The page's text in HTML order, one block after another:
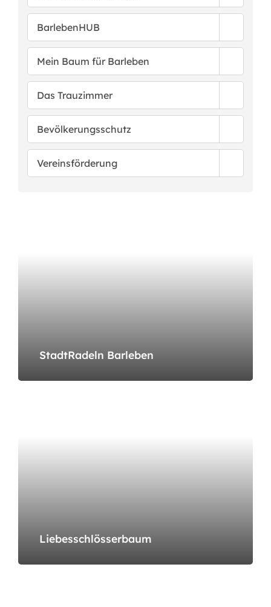
BarlebenHUB
Mein Baum für Barleben
Das Trauzimmer
Bevölkerungsschutz
Vereinsförderung
StadtRadeln Barleben
Liebesschlösserbaum